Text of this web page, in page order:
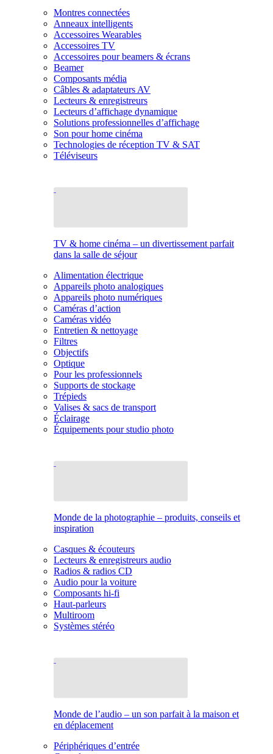
Montres connectées
Anneaux intelligents
Accessoires Wearables
Accessoires TV
Accessoires pour beamers & écrans
Beamer
Composants média
Câbles & adaptateurs AV
Lecteurs & enregistreurs
Lecteurs d’affichage dynamique
Solutions professionnelles d’affichage
Son pour home cinéma
Technologies de réception TV & SAT
Téléviseurs
TV & home cinéma – un divertissement parfait
dans la salle de séjour
Alimentation électrique
Appareils photo analogiques
Appareils photo numériques
Caméras d’action
Caméras vidéo
Entretien & nettoyage
Filtres
Objectifs
Optique
Pour les professionnels
Supports de stockage
Trépieds
Valises & sacs de transport
Éclairage
Équipements pour studio photo
Monde de la photographie – produits, conseils et
inspiration
Casques & écouteurs
Lecteurs & enregistreurs audio
Radios & radios CD
Audio pour la voiture
Composants hi-fi
Haut-parleurs
Multiroom
Systèmes stéréo
Monde de l’audio – un son parfait à la maison et
en déplacement
Périphériques d’entrée